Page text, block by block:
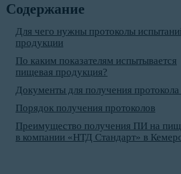
Содержание
Для чего нужны протоколы
продукции
По каким показателям испытывается
пищевая продукция?
Документы для получения
Порядок получения протоколов
Преимущество получения ПИ на
в компании «НТД Стандарт» в